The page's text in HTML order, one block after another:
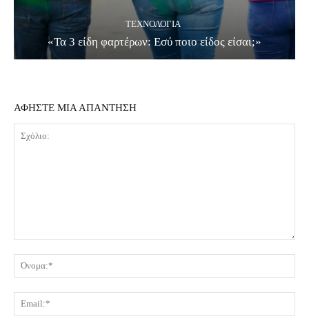
ΤΕΧΝΟΛΟΓΊΑ
«Τα 3 είδη φαρτέρων: Εσύ ποιο είδος είσαι;»
ΑΦΗΣΤΕ ΜΙΑ ΑΠΑΝΤΗΣΗ